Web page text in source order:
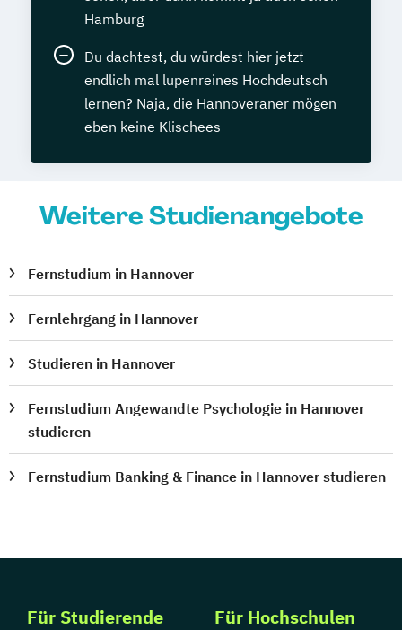
Hamburg
Du dachtest, du würdest hier jetzt
endlich mal lupenreines Hochdeutsch
lernen? Naja, die Hannoveraner mögen
eben keine Klischees
Weitere Studienangebote
Fernstudium in Hannover
Fernlehrgang in Hannover
Studieren in Hannover
Fernstudium Angewandte Psychologie in Hannover
studieren
Fernstudium Banking & Finance in Hannover studieren
Für Studierende Für Hochschulen